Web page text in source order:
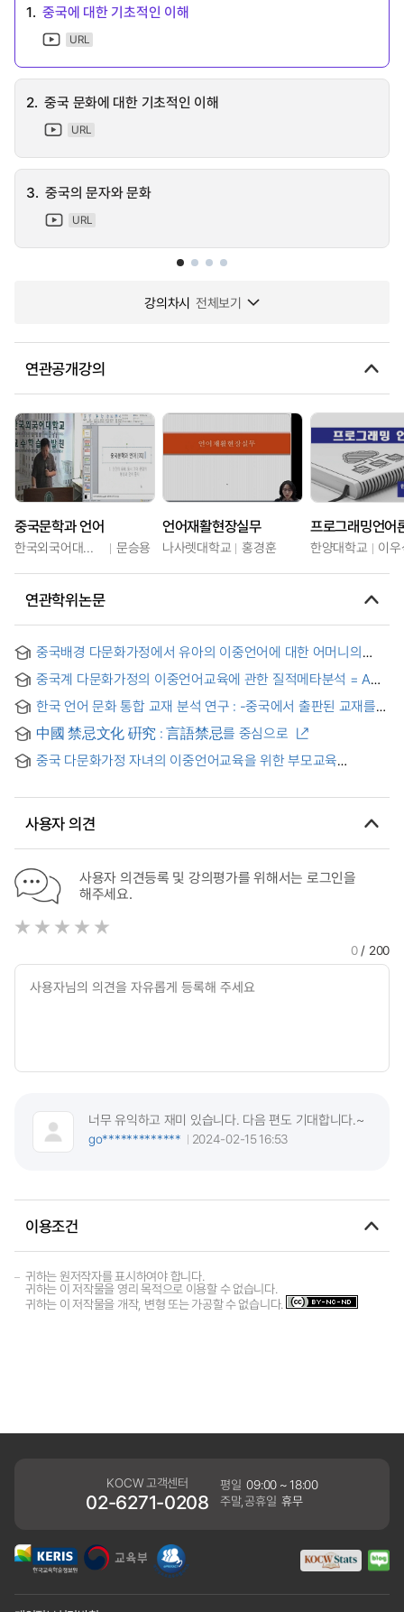
1. 중국에 대한 기초적인 이해
URL
2. 중국 문화에 대한 기초적인 이해
URL
3. 중국의 문자와 문화
URL
강의차시 전체보기
연관공개강의
중국문학과 언어
한국외국어대학교 문승용
언어재활현장실무
나사렛대학교 홍경훈
프로그래밍언어
한양대학교 이
연관학위논문
중국배경 다문화가정에서 유아의 이중언어에 대한 어머니의
중국계 다문화가정의 이중언어교육에 관한 질적메타분석 = A
Multicultural Families from China
한국 언어 문화 통합 교재 분석 연구 : -중국에서 출판된 교재를
중심으로- = A study on analysis of Korean language-
culture textbooks published in China
中國 禁忌文化 硏究 : 言語禁忌를 중심으로
중국 다문화가정 자녀의 이중언어교육을 위한 부모교육
사용자 의견
사용자 의견등록 및 강의평가를 위해서는 로그인을
해주세요.
0/ 200
너무 유익하고 재미 있습니다. 다음 편도 기대합니다.~
go*************
2024-02-15 16:53
이용조건
귀하는 원저작자를 표시하여야 합니다.
귀하는 이 저작물을 영리 목적으로 이용할 수 없습니다.
귀하는 이 저작물을 개작, 변형 또는 가공할 수 없습니다.
KOCW 고객센터
02-6271-0208
평일 09:00 ~ 18:00
주말,공휴일 휴무